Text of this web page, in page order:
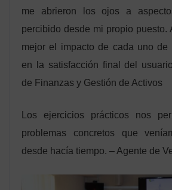
me abrieron los ojos a
percibido desde mi propio puesto.
mejor el impacto de cada uno de
en la satisfacción final del
de Finanzas y Gestión de Activos
Los ejercicios prácticos nos
problemas concretos que
desde hacía tiempo. – Agente de